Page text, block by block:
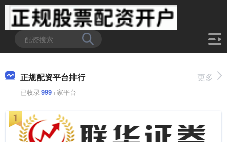
正规配资平台排行
已收录999+家平台
更多